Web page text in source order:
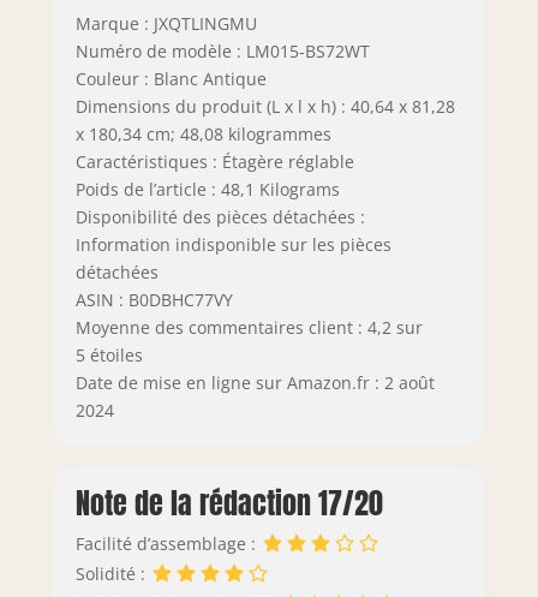
basculement.
sécurité et celle de
votre famille,
offrant une
tranquillité d'esprit
même en présence
d'animaux de
Engagement à la
satisfaction : chez
dévouement va au-
vente
exceptionnelle est
là pour vous aider.
Marque : JXQTLINGMU
Numéro de modèle : LM015-BS72WT
Couleur : Blanc Antique
Dimensions du produit (L x l x h) : 40,64 x 81,28
x 180,34 cm; 48,08 kilogrammes
Caractéristiques : Étagère réglable
Poids de l’article : 48,1 Kilograms
Disponibilité des pièces détachées :
Information indisponible sur les pièces
détachées
ASIN : B0DBHC77VY
Moyenne des commentaires client : 4,2 sur
5 étoiles
Date de mise en ligne sur Amazon.fr : 2 août
2024
Note de la rédaction 17/20
Facilité d’assemblage :
Solidité :